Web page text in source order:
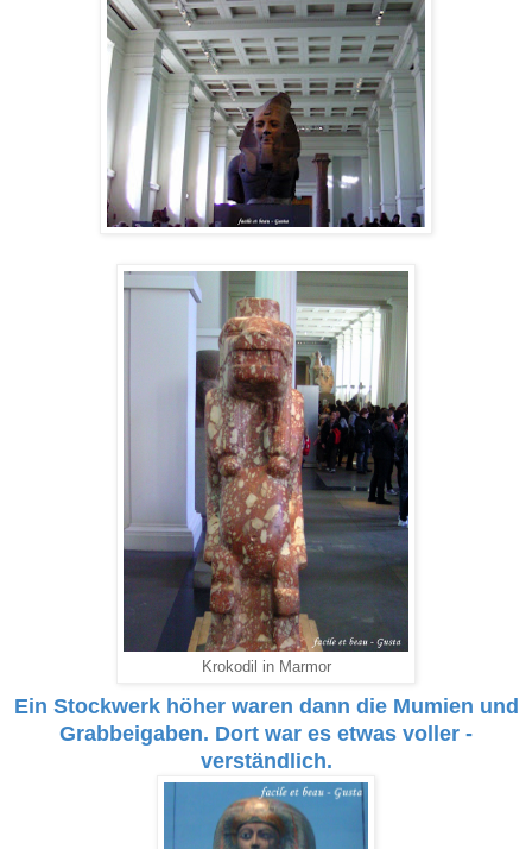
Krokodil in Marmor
Ein Stockwerk höher waren dann die Mumien und
Grabbeigaben. Dort war es etwas voller -
verständlich.